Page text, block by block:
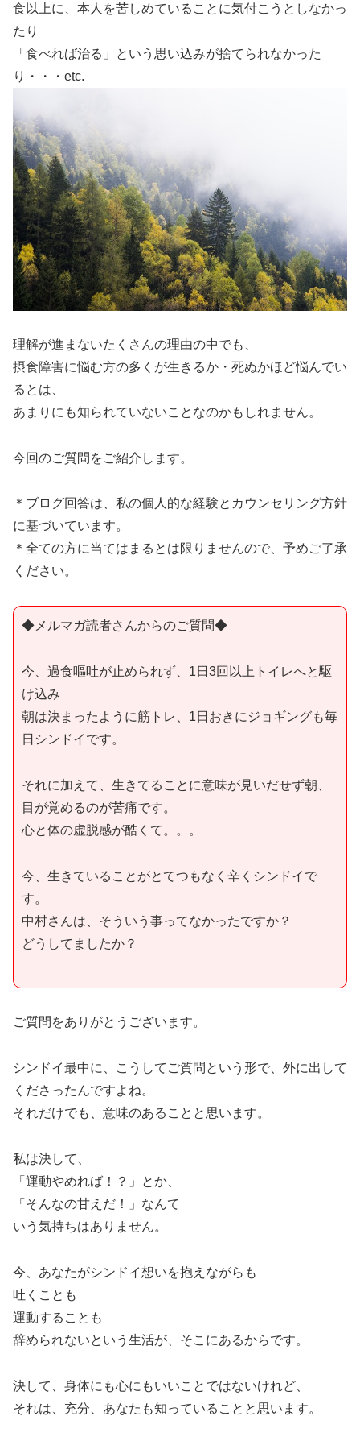
食以上に、本人を苦しめていることに気付こうとしなかっ
たり
「食べれば治る」という思い込みが捨てられなかった
り・・・etc.
理解が進まないたくさんの理由の中でも、
摂食障害に悩む方の多くが生きるか・死ぬかほど悩んでい
るとは、
あまりにも知られていないことなのかもしれません。
今回のご質問をご紹介します。
＊ブログ回答は、私の個人的な経験とカウンセリング方針
に基づいています。
＊全ての方に当てはまるとは限りませんので、予めご了承
ください。
◆メルマガ読者さんからのご質問◆
今、過食嘔吐が止められず、1日3回以上トイレへと駆
け込み
朝は決まったように筋トレ、1日おきにジョギングも毎
日シンドイです。
それに加えて、生きてることに意味が見いだせず朝、
目が覚めるのが苦痛です。
心と体の虚脱感が酷くて。。。
今、生きていることがとてつもなく辛くシンドイで
す。
中村さんは、そういう事ってなかったですか？
どうしてましたか？
ご質問をありがとうございます。
シンドイ最中に、こうしてご質問という形で、外に出して
くださったんですよね。
それだけでも、意味のあることと思います。
私は決して、
「運動やめれば！？」とか、
「そんなの甘えだ！」なんて
いう気持ちはありません。
今、あなたがシンドイ想いを抱えながらも
吐くことも
運動することも
辞められないという生活が、そこにあるからです。
決して、身体にも心にもいいことではないけれど、
それは、充分、あなたも知っていることと思います。